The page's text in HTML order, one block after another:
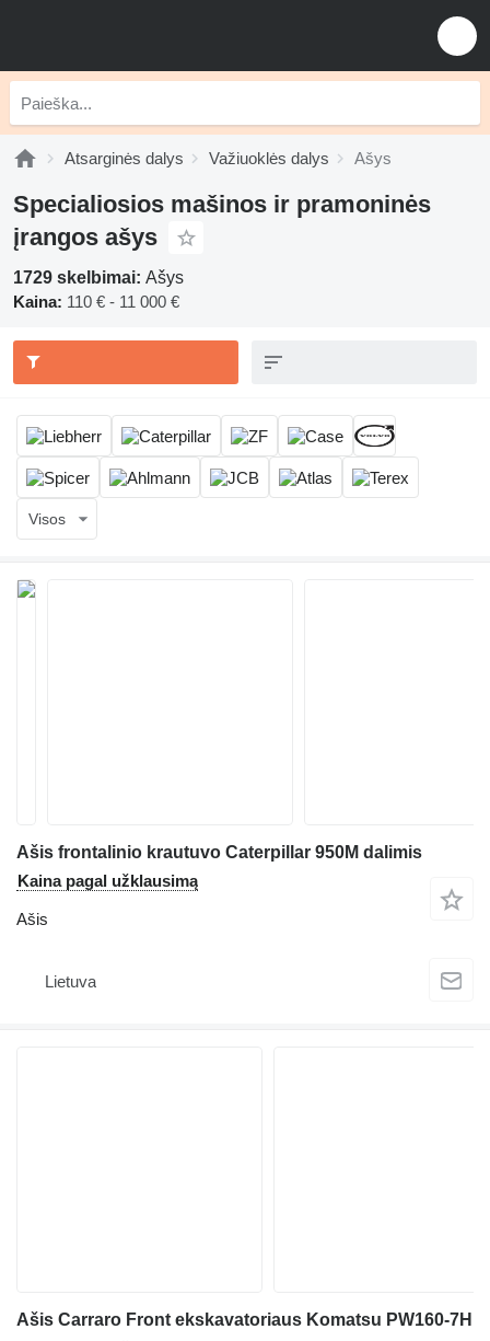
Atsarginės dalys Važiuoklės dalys Ašys
Specialiosios mašinos ir pramoninės
įrangos ašys
1729 skelbimai: Ašys
Kaina: 110 € - 11 000 €
Visos
Ašis frontalinio krautuvo Caterpillar 950M dalimis
Kaina pagal užklausimą
Ašis
Lietuva
Ašis Carraro Front ekskavatoriaus Komatsu PW160-7H